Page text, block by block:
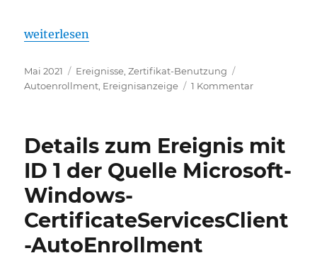
„Details zum Ereignis mit ID 64 der Quelle
weiterlesen
Veröffentlicht
am
Mai 2021 Kategorien
Ereignisse ,Zertifikat-Benutzung
Autoenrollment Ereignisanzeige 1 Kommentarzu
mit
64
Microsoft-
Details zum Ereignis mit
ID 1 der Quelle Microsoft-
Windows-
CertificateServicesClient
-AutoEnrollment